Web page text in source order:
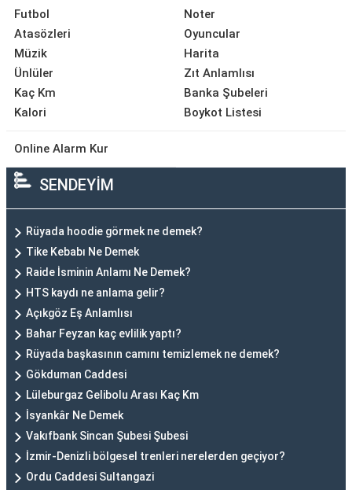
Futbol
Atasözleri
Müzik
Ünlüler
Kaç Km
Kalori
Noter
Oyuncular
Harita
Zıt Anlamlısı
Banka Şubeleri
Boykot Listesi
Online Alarm Kur
SENDEYİM
Rüyada hoodie görmek ne demek?
Tike Kebabı Ne Demek
Raide İsminin Anlamı Ne Demek?
HTS kaydı ne anlama gelir?
Açıkgöz Eş Anlamlısı
Bahar Feyzan kaç evlilik yaptı?
Rüyada başkasının camını temizlemek ne demek?
Gökduman Caddesi
Lüleburgaz Gelibolu Arası Kaç Km
İsyankâr Ne Demek
Vakıfbank Sincan Şubesi Şubesi
İzmir-Denizli bölgesel trenleri nerelerden geçiyor?
Ordu Caddesi Sultangazi